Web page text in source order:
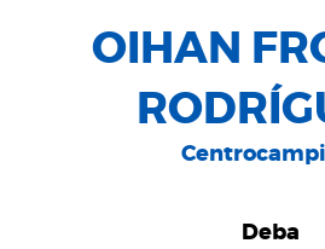
OIHAN
Deba